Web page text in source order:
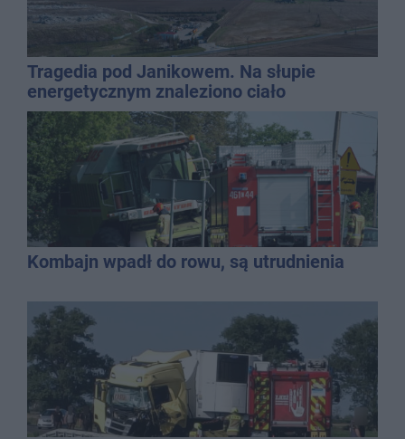
Tragedia pod Janikowem. Na słupie
energetycznym znaleziono ciało
mężczyzny
Kombajn wpadł do rowu, są utrudnienia